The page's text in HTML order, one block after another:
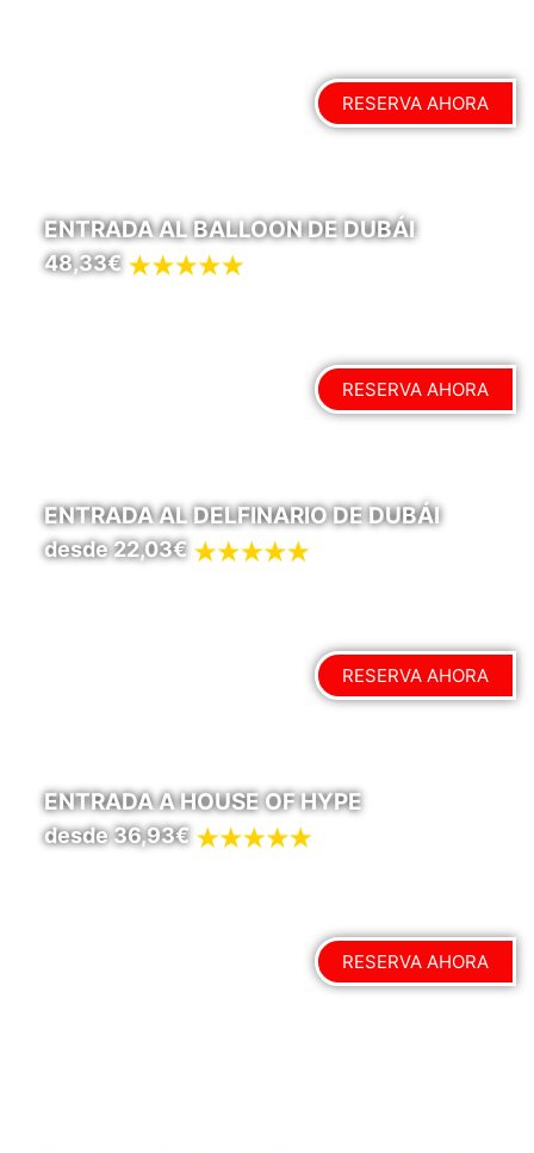
RESERVA AHORA
ENTRADA AL BALLOON DE DUBÁI
48,33€
RESERVA AHORA
ENTRADA AL DELFINARIO DE DUBÁI
desde 22,03€
RESERVA AHORA
ENTRADA A HOUSE OF HYPE
desde 36,93€
RESERVA AHORA